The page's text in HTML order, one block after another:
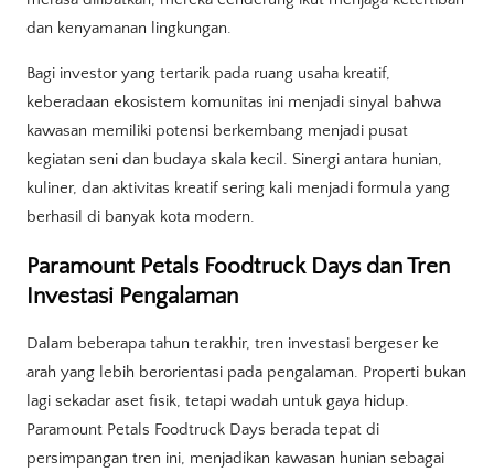
dan kenyamanan lingkungan.
Bagi investor yang tertarik pada ruang usaha kreatif,
keberadaan ekosistem komunitas ini menjadi sinyal bahwa
kawasan memiliki potensi berkembang menjadi pusat
kegiatan seni dan budaya skala kecil. Sinergi antara hunian,
kuliner, dan aktivitas kreatif sering kali menjadi formula yang
berhasil di banyak kota modern.
Paramount Petals Foodtruck Days dan Tren
Investasi Pengalaman
Dalam beberapa tahun terakhir, tren investasi bergeser ke
arah yang lebih berorientasi pada pengalaman. Properti bukan
lagi sekadar aset fisik, tetapi wadah untuk gaya hidup.
Paramount Petals Foodtruck Days berada tepat di
persimpangan tren ini, menjadikan kawasan hunian sebagai